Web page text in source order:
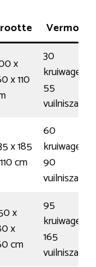
x
x 110
30
kruiwagens
55
x 185
cm
60
kruiwagens
90
x
x
cm
95
kruiwagens
165